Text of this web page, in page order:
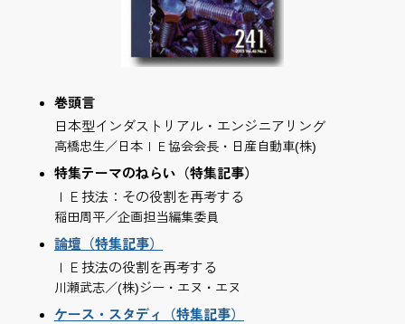
巻頭言
日本型インダストリアル・エンジニアリング
高橋忠生／日本ＩＥ協会会長・日産自動車(株)
特集テーマのねらい（特集記事）
ＩＥ技法：その役割を再考する
稲田周平／企画担当編集委員
論壇（特集記事）
ＩＥ技法の役割を再考する
川瀬武志／(株)ジー・エヌ・エヌ
ケース・スタディ（特集記事）